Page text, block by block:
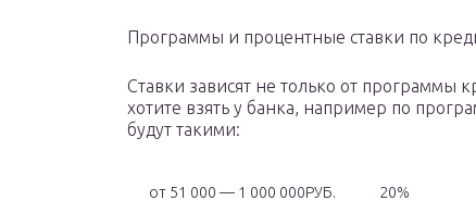
Программы и процентные ставки по
Ставки зависят не только от программы
хотите взять у банка, например по
будут такими:
от 51 000 — 1 000 000РУБ. 20%